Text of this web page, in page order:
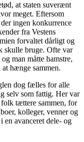
at staten suverænt
meget. Eftersom
ingen konkurrence
fra Vestens
forvaltet dårligt og
skulle bruge. Ofte var
man måtte hamstre,
hænge sammen.
dog fælles for alle
selv som fattig. Her var
tættere sammen, for
kolleger, venner og
en avanceret dele- og